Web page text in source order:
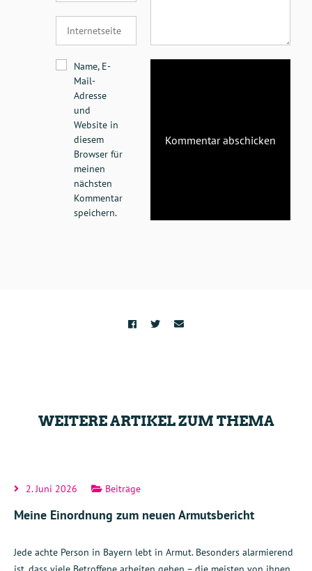
Name, E-
Mail-
Adresse
und
Website in
diesem
Browser für
meinen
nächsten
Kommentar
speichern.
WEITERE ARTIKEL ZUM THEMA
2. Juni 2026 Beiträge
Meine Einordnung zum neuen Armutsbericht
Jede achte Person in Bayern lebt in Armut. Besonders alarmierend